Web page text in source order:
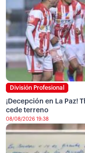
División Profesional
¡Decepción en La Paz!
cede terreno
08/08/2026 19:38